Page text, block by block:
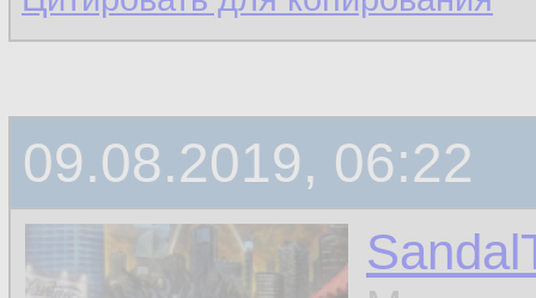
09.08.2019, 06:22